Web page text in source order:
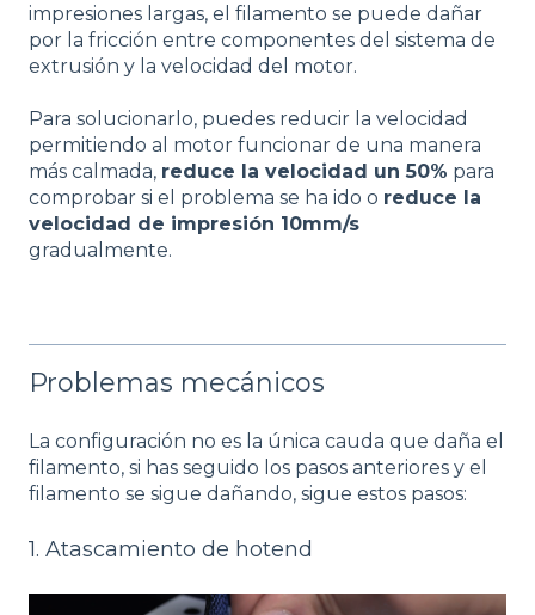
impresiones largas, el filamento se puede dañar
por la fricción entre componentes del sistema de
extrusión y la velocidad del motor.
Para solucionarlo, puedes reducir la velocidad
permitiendo al motor funcionar de una manera
más calmada, reduce la velocidad un 50% para
comprobar si el problema se ha ido o reduce la
velocidad de impresión 10mm/s
gradualmente.
Problemas mecánicos
La configuración no es la única cauda que daña el
filamento, si has seguido los pasos anteriores y el
filamento se sigue dañando, sigue estos pasos:
1. Atascamiento de hotend